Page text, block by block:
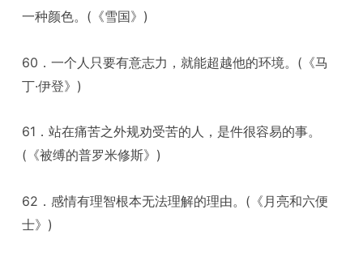
一种颜色。(《雪国》)
60．一个人只要有意志力，就能超越他的环境。(《马
丁·伊登》)
61．站在痛苦之外规劝受苦的人，是件很容易的事。
(《被缚的普罗米修斯》)
62．感情有理智根本无法理解的理由。(《月亮和六便
士》)